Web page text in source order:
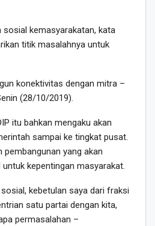
sosial kemasyarakatan, kata
titik masalahnya untuk
konektivitas dengan mitra –
(28/10/2019).
itu bahkan mengaku akan
sampai ke tingkat pusat.
pembangunan yang akan
kepentingan masyarakat.
kebetulan saya dari fraksi
satu partai dengan kita,
permasalahan –